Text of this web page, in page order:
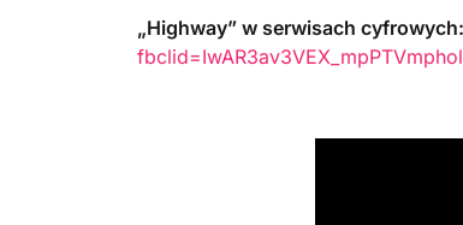
„Highway” w serwisach cyfrowych: